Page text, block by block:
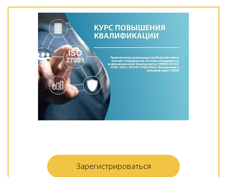
Зарегистрироваться